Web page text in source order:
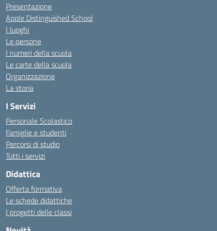
Presentazione
Apple Distinguished School
I luoghi
Le persone
I numeri della scuola
Le carte della scuola
Organizzazione
La storia
I Servizi
Personale Scolastico
Famiglie e studenti
Percorsi di studio
Tutti i servizi
Didattica
Offerta formativa
Le schede didattiche
I progetti delle classi